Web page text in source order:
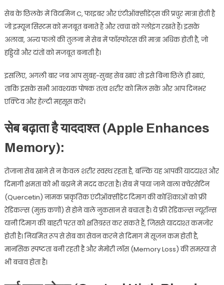
सेब के छिलके में विटामिन C, फाइबर और एंटीऑक्सीडेंट्स की प्रचुर मात्रा होती है
जो इम्यून सिस्टम को मजबूत बनाते हैं और त्वचा को ग्लोइंग रखते हैं। इसके
अलावा, अन्य फलों की तुलना में सेब में फॉस्फोरस की मात्रा अधिक होती है, जो
हड्डियों और दांतों को मजबूत बनाती है।
इसलिए, अगली बार जब आप सुबह-सुबह सेब खाएं तो इसे बिना छिले ही खाएं,
ताकि इसके सभी आवश्यक पोषक तत्व शरीर को मिल सकें और आप दिनभर
एक्टिव और हेल्दी महसूस करें।
से‍ब बढ़ाता है याददाश्‍त (Apple Enhances
Memory):
रोजाना सेब खाने से न केवल शरीर स्वस्थ रहता है, बल्कि यह आपकी याददाश्त और
दिमागी क्षमता को भी बढ़ाने में मदद करता है। सेब में पाया जाने वाला क्वेरसेटिन
(Quercetin) नामक प्राकृतिक एंटीऑक्सीडेंट दिमाग की कोशिकाओं को फ्री
रेडिकल्स (मुक्त कणों) से होने वाले नुकसान से बचाता है। ये फ्री रेडिकल्स न्‍यूरॉन्‍स
यानी दिमाग की बाहरी परत को क्षतिग्रस्‍त कर सकते हैं, जिससे याददाश्त कमजोर
होती है। नियमित रूप से सेब का सेवन करने से दिमाग में सूजन कम होती है,
मानसिक स्पष्टता बनी रहती है और मेमोरी लॉस (Memory Loss) की समस्या से
भी बचाव होता है।